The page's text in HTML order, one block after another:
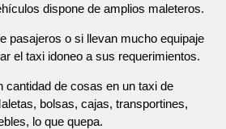
dispone de amplios maleteros.
pasajeros o si llevan mucho equipaje
el taxi idoneo a sus requerimientos.
cantidad de cosas en un taxi de
bolsas, cajas, transportines,
lo que quepa.